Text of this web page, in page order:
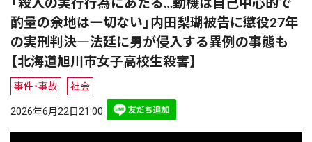
酌量の余地は一切ない」内田梨瑚被告に懲役27年
の実刑判決―法廷に男が侵入する異例の事態も
【北海道旭川市女子高校生殺害】
事件・事故 社会
2026年6月22日21:00